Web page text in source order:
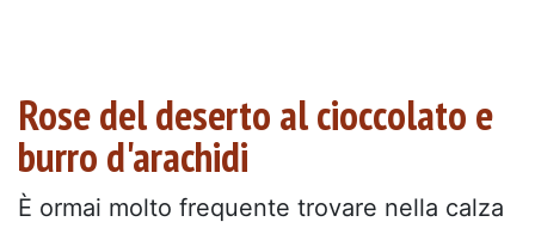
Rose del deserto al cioccolato e
burro d'arachidi
È ormai molto frequente trovare nella calza